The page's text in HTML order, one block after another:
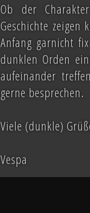
Ob der
Geschichte
Anfang garnicht
dunklen Orden
aufeinander
gerne besprechen.
Viele (dunkle)
Vespa